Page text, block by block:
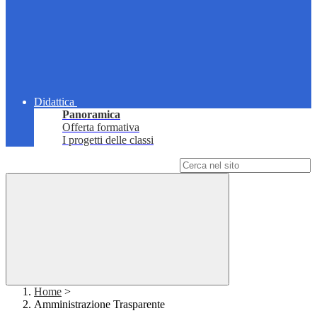
Didattica
Panoramica
Offerta formativa
I progetti delle classi
Home >
Amministrazione Trasparente